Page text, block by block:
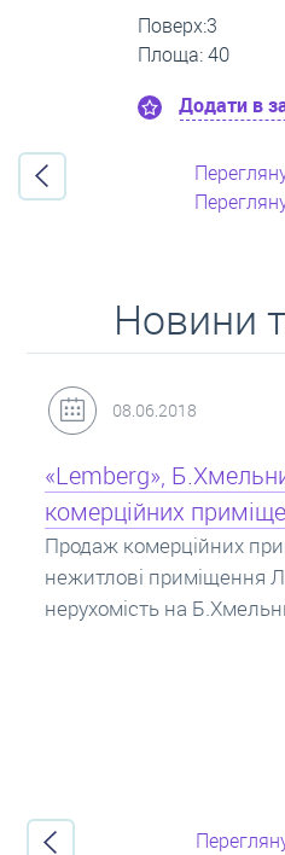
Поверх:11
Площа: 55
Додати в
Новини
31.05.2018
Кредит під заставу
Іпотека на квартиру –
заставу нерухомості.
потрібно знати?
про іпотечні кредити.